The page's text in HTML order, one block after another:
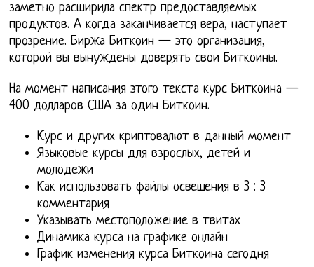
заметно расширила спектр предоставляемых
продуктов. А когда заканчивается вера, наступает
прозрение. Биржа Биткоин — это организация,
которой вы вынуждены доверять свои Биткоины.
На момент написания этого текста курс Биткоина —
400 долларов США за один Биткоин.
Курс и других криптовалют в данный момент
Языковые курсы для взрослых, детей и
молодежи
Как использовать файлы освещения в 3 : 3
комментария
Указывать местоположение в твитах
Динамика курса на графике онлайн
График изменения курса Биткоина сегодня